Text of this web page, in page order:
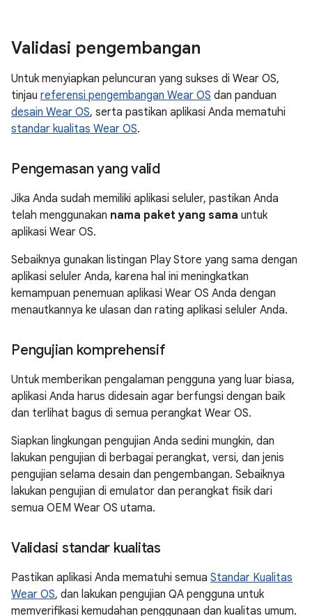
Validasi pengembangan
Untuk menyiapkan peluncuran yang sukses di Wear OS,
tinjau referensi pengembangan Wear OS dan panduan
desain Wear OS, serta pastikan aplikasi Anda mematuhi
standar kualitas Wear OS.
Pengemasan yang valid
Jika Anda sudah memiliki aplikasi seluler, pastikan Anda
telah menggunakan nama paket yang sama untuk
aplikasi Wear OS.
Sebaiknya gunakan listingan Play Store yang sama dengan
aplikasi seluler Anda, karena hal ini meningkatkan
kemampuan penemuan aplikasi Wear OS Anda dengan
menautkannya ke ulasan dan rating aplikasi seluler Anda.
Pengujian komprehensif
Untuk memberikan pengalaman pengguna yang luar biasa,
aplikasi Anda harus didesain agar berfungsi dengan baik
dan terlihat bagus di semua perangkat Wear OS.
Siapkan lingkungan pengujian Anda sedini mungkin, dan
lakukan pengujian di berbagai perangkat, versi, dan jenis
pengujian selama desain dan pengembangan. Sebaiknya
lakukan pengujian di emulator dan perangkat fisik dari
semua OEM Wear OS utama.
Validasi standar kualitas
Pastikan aplikasi Anda mematuhi semua Standar Kualitas
Wear OS, dan lakukan pengujian QA pengguna untuk
memverifikasi kemudahan penggunaan dan kualitas umum.